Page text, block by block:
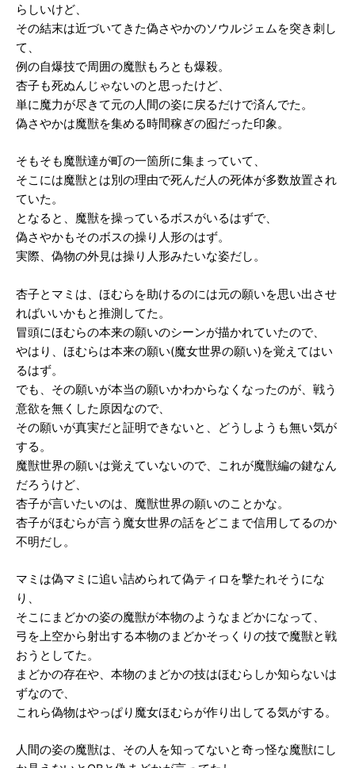
らしいけど、
その結末は近づいてきた偽さやかのソウルジェムを突き刺し
て、
例の自爆技で周囲の魔獣もろとも爆殺。
杏子も死ぬんじゃないのと思ったけど、
単に魔力が尽きて元の人間の姿に戻るだけで済んでた。
偽さやかは魔獣を集める時間稼ぎの囮だった印象。
そもそも魔獣達が町の一箇所に集まっていて、
そこには魔獣とは別の理由で死んだ人の死体が多数放置され
ていた。
となると、魔獣を操っているボスがいるはずで、
偽さやかもそのボスの操り人形のはず。
実際、偽物の外見は操り人形みたいな姿だし。
杏子とマミは、ほむらを助けるのには元の願いを思い出させ
ればいいかもと推測してた。
冒頭にほむらの本来の願いのシーンが描かれていたので、
やはり、ほむらは本来の願い(魔女世界の願い)を覚えてはい
るはず。
でも、その願いが本当の願いかわからなくなったのが、戦う
意欲を無くした原因なので、
その願いが真実だと証明できないと、どうしようも無い気が
する。
魔獣世界の願いは覚えていないので、これが魔獣編の鍵なん
だろうけど、
杏子が言いたいのは、魔獣世界の願いのことかな。
杏子がほむらが言う魔女世界の話をどこまで信用してるのか
不明だし。
マミは偽マミに追い詰められて偽ティロを撃たれそうにな
り、
そこにまどかの姿の魔獣が本物のようなまどかになって、
弓を上空から射出する本物のまどかそっくりの技で魔獣と戦
おうとしてた。
まどかの存在や、本物のまどかの技はほむらしか知らないは
ずなので、
これら偽物はやっぱり魔女ほむらが作り出してる気がする。
人間の姿の魔獣は、その人を知ってないと奇っ怪な魔獣にし